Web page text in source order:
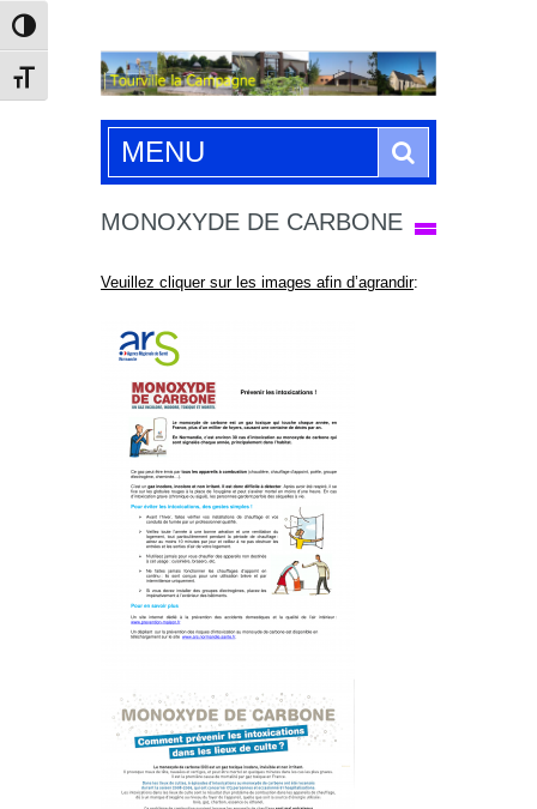
Passer en contraste élevé
Changer la taille de la police
MENU
MONOXYDE DE CARBONE
Veuillez cliquer sur les images afin d’agrandir: